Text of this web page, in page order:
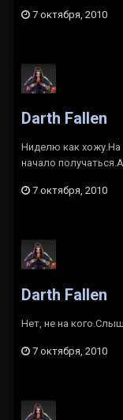
7 октября, 2010
Darth Fallen
Ниделю как хожу.На
начало
7 октября, 2010
Darth Fallen
Нет, не на
7 октября, 2010